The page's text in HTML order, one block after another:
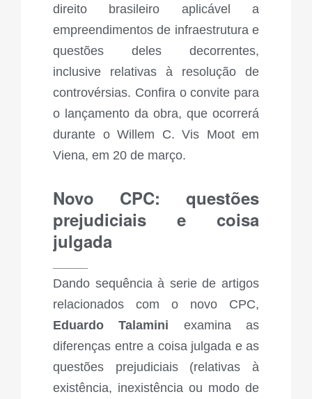
direito brasileiro aplicável a
empreendimentos de infraestrutura e
questões deles decorrentes,
inclusive relativas à resolução de
controvérsias. Confira oconvite para
o lançamento da obra, que ocorrerá
durante o Willem C. Vis Moot em
Viena, em 20 de março.
Novo CPC: questões
prejudiciais e coisa
julgada
Dando sequência à serie de artigos
relacionados com o novo CPC,
Eduardo Talamini examina as
diferenças entre a coisa julgada e as
questões prejudiciais (relativas à
existência, inexistência ou modo de